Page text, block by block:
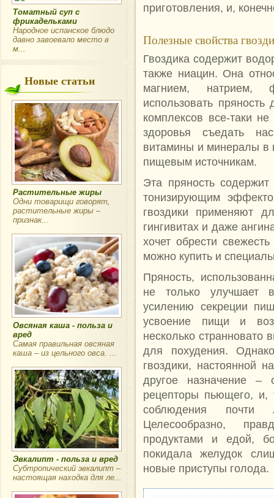
Томатный суп с
фрикадельками
Народное испанское блюдо
давно завоевало место в
м...
Новые статьи
Растительные жиры
Одни товарищи говорят,
растительные жиры –
признак...
Овсяная каша - польза и
вред
Самая правильная овсяная
каша – из цельного овса. ...
Эвкалипт - польза и вред
Субтропический эвкалипт –
настоящая находка для ле...
приготовления, и,
Полезные свойства
Гвоздика содержит
также ниацин. Она
магнием, натрием,
использовать
комплексов все-таки
здоровья съедать
витамины и минералы в
пищевым источникам.
Эта пряность
тонизирующим
гвоздики применяют
гингивитах и даже
хочет обрести
можно купить и
Пряность,
не только улучшает
усилению секреции
усвоение пищи и
несколько странновато
для похудения.
гвоздики, настоянной
другое назначение –
рецепторы пьющего, и,
соблюдения почти
Целесообразно,
продуктами и едой,
покидала желудок
новые приступы голода.